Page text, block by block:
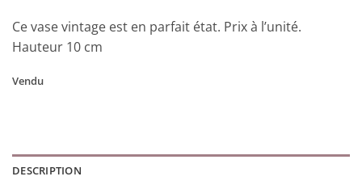
Ce vase vintage est en parfait état. Prix à l’unité.
Hauteur 10 cm
Vendu
DESCRIPTION